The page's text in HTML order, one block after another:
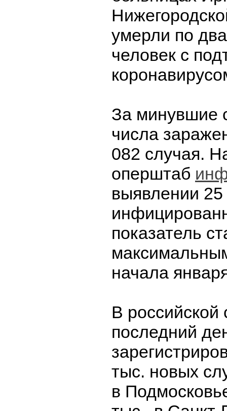
умерли по
человек с
За минувшие
числа
082 случая.
оперштаб
выявлении 25
показатель
начала
В российской
последний
тыс. новых
в